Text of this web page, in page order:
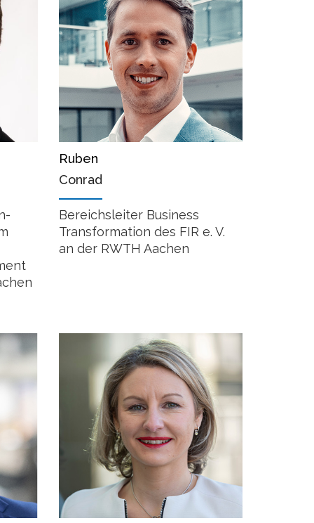
Ruben
Conrad
Bereichsleiter Business
Transformation des FIR e. V.
an der RWTH Aachen